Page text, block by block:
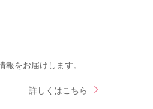
をお届けします。
詳しくはこちら